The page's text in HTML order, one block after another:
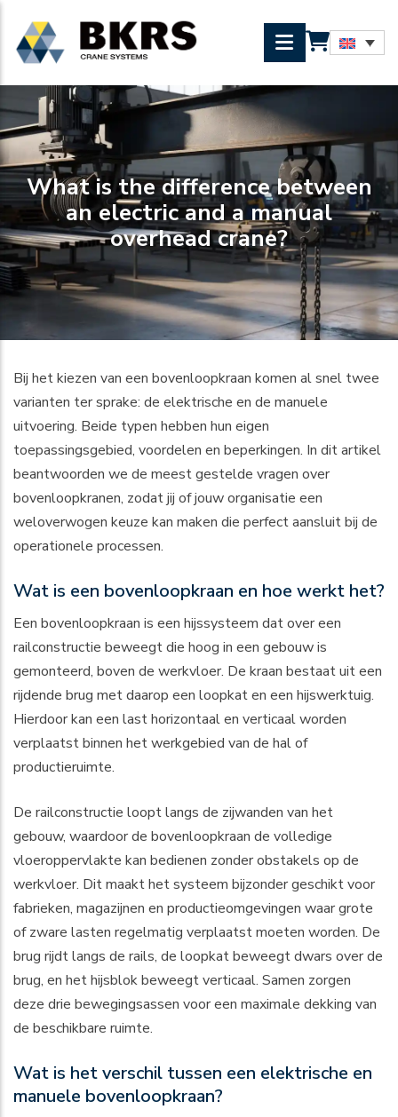
What is the difference between
an electric and a manual
overhead crane?
Bij het kiezen van een bovenloopkraan komen al snel twee
varianten ter sprake: de elektrische en de manuele
uitvoering. Beide typen hebben hun eigen
toepassingsgebied, voordelen en beperkingen. In dit artikel
beantwoorden we de meest gestelde vragen over
bovenloopkranen, zodat jij of jouw organisatie een
weloverwogen keuze kan maken die perfect aansluit bij de
operationele processen.
Wat is een bovenloopkraan en hoe werkt het?
Een bovenloopkraan is een hijssysteem dat over een
railconstructie beweegt die hoog in een gebouw is
gemonteerd, boven de werkvloer. De kraan bestaat uit een
rijdende brug met daarop een loopkat en een hijswerktuig.
Hierdoor kan een last horizontaal en verticaal worden
verplaatst binnen het werkgebied van de hal of
productieruimte.
De railconstructie loopt langs de zijwanden van het
gebouw, waardoor de bovenloopkraan de volledige
vloeroppervlakte kan bedienen zonder obstakels op de
werkvloer. Dit maakt het systeem bijzonder geschikt voor
fabrieken, magazijnen en productieomgevingen waar grote
of zware lasten regelmatig verplaatst moeten worden. De
brug rijdt langs de rails, de loopkat beweegt dwars over de
brug, en het hijsblok beweegt verticaal. Samen zorgen
deze drie bewegingsassen voor een maximale dekking van
de beschikbare ruimte.
Wat is het verschil tussen een elektrische en
manuele bovenloopkraan?